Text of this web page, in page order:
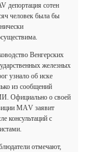
депортация сотен
человек была бы
Венгерских
железных
узнало об иске
из сообщений
Официально о своей
МАV заявит
консультаций с
отмечают,